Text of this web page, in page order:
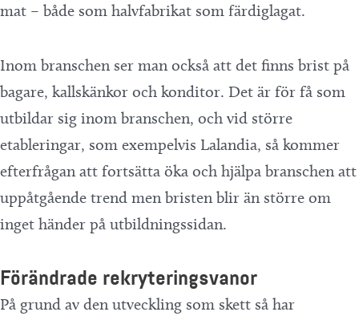
mat – både som halvfabrikat som färdiglagat.
Inom branschen ser man också att det finns brist på
bagare, kallskänkor och konditor. Det är för få som
utbildar sig inom branschen, och vid större
etableringar, som exempelvis Lalandia, så kommer
efterfrågan att fortsätta öka och hjälpa branschen att
uppåtgående trend men bristen blir än större om
inget händer på utbildningssidan.
Förändrade rekryteringsvanor
På grund av den utveckling som skett så har